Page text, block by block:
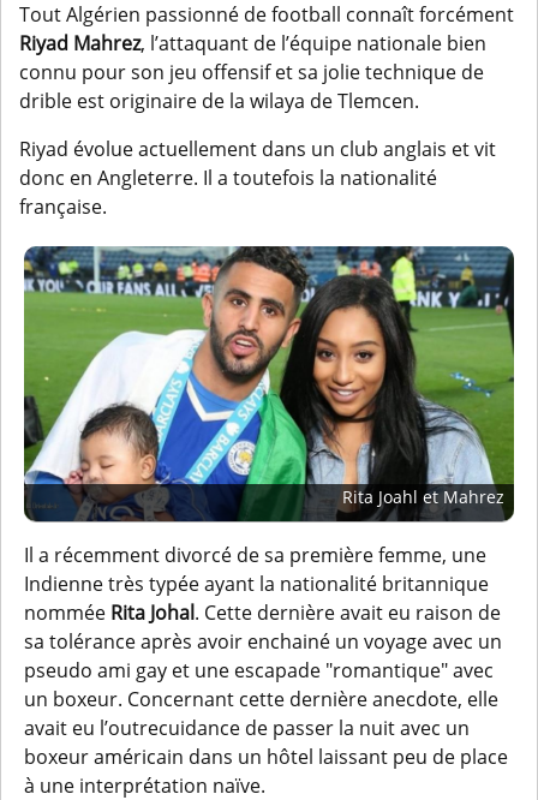
Tout Algérien passionné de football connaît forcément
Riyad Mahrez, l’attaquant de l’équipe nationale bien
connu pour son jeu offensif et sa jolie technique de
drible est originaire de la wilaya de Tlemcen.
Riyad évolue actuellement dans un club anglais et vit
donc en Angleterre. Il a toutefois la nationalité
française.
Rita Joahl et Mahrez
Il a récemment divorcé de sa première femme, une
Indienne très typée ayant la nationalité britannique
nommée Rita Johal. Cette dernière avait eu raison de
sa tolérance après avoir enchainé un voyage avec un
pseudo ami gay et une escapade "romantique" avec
un boxeur. Concernant cette dernière anecdote, elle
avait eu l’outrecuidance de passer la nuit avec un
boxeur américain dans un hôtel laissant peu de place
à une interprétation naïve.